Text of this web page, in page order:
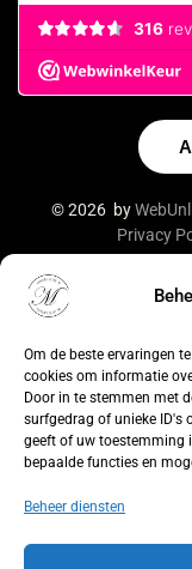
Om de beste ervaringen
cookies om informatie
Door in te stemmen met
surfgedrag of unieke ID's
geeft of uw toestemming
bepaalde functies en
Beheer diensten
© 2026 by
Privacy
De waardering